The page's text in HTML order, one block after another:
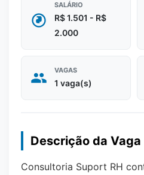
SALÁRIO
R$ 1.501 - R$
2.000
VAGAS
1 vaga(s)
Descrição da Vaga
Consultoria Suport RH